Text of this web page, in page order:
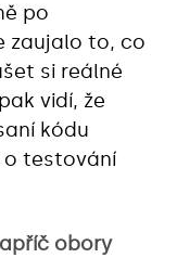
po
zaujalo to, co
si reálné
vidí, že
kódu
o testování
obory